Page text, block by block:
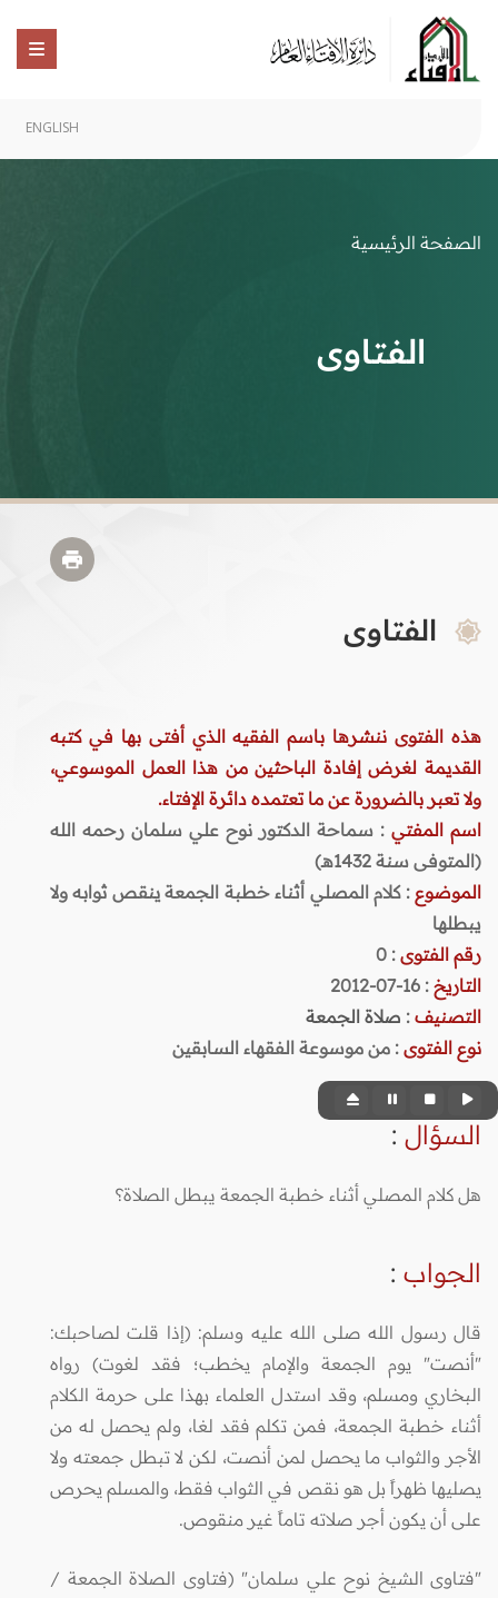
ENGLISH
الصفحة الرئيسية
الفتاوى
الفتاوى
هذه الفتوى ننشرها باسم الفقيه الذي أفتى بها في كتبه
القديمة لغرض إفادة الباحثين من هذا العمل الموسوعي،
ولا تعبر بالضرورة عن ما تعتمده دائرة الإفتاء.
اسم المفتي : سماحة الدكتور نوح علي سلمان رحمه الله
(المتوفى سنة 1432هـ)
الموضوع : كلام المصلي أثناء خطبة الجمعة ينقص ثوابه ولا
يبطلها
رقم الفتوى :
0
التاريخ : 16-07-2012
التصنيف : صلاة الجمعة
نوع الفتوى : من موسوعة الفقهاء السابقين
السؤال :
هل كلام المصلي أثناء خطبة الجمعة يبطل الصلاة؟
الجواب :
قال رسول الله صلى الله عليه وسلم: (إذا قلت لصاحبك:
"أنصت" يوم الجمعة والإمام يخطب؛ فقد لغوت) رواه
البخاري ومسلم، وقد استدل العلماء بهذا على حرمة الكلام
أثناء خطبة الجمعة، فمن تكلم فقد لغا، ولم يحصل له من
الأجر والثواب ما يحصل لمن أنصت، لكن لا تبطل جمعته ولا
يصليها ظهراً بل هو نقص في الثواب فقط، والمسلم يحرص
على أن يكون أجر صلاته تاماً غير منقوص.
"فتاوى الشيخ نوح علي سلمان" (فتاوى الصلاة الجمعة /